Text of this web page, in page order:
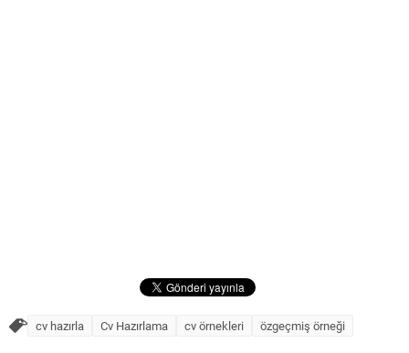
cv hazırla Cv Hazırlama cv örnekleri özgeçmiş örneği